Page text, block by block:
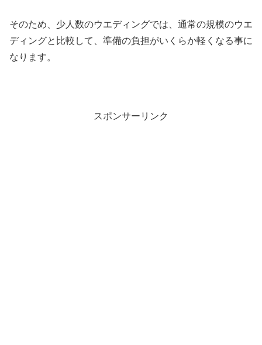
そのため、少人数のウエディングでは、通常の規模のウエ
ディングと比較して、準備の負担がいくらか軽くなる事に
なります。
スポンサーリンク